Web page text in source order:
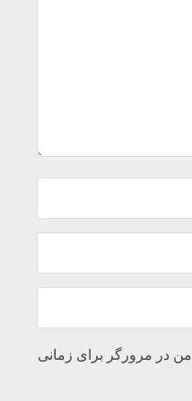
در مرورگر برای زمانی